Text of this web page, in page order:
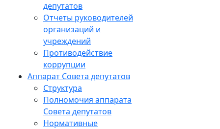
депутатов
Отчеты руководителей
организаций и
учреждений
Противодействие
коррупции
Аппарат Совета депутатов
Структура
Полномочия аппарата
Совета депутатов
Нормативные